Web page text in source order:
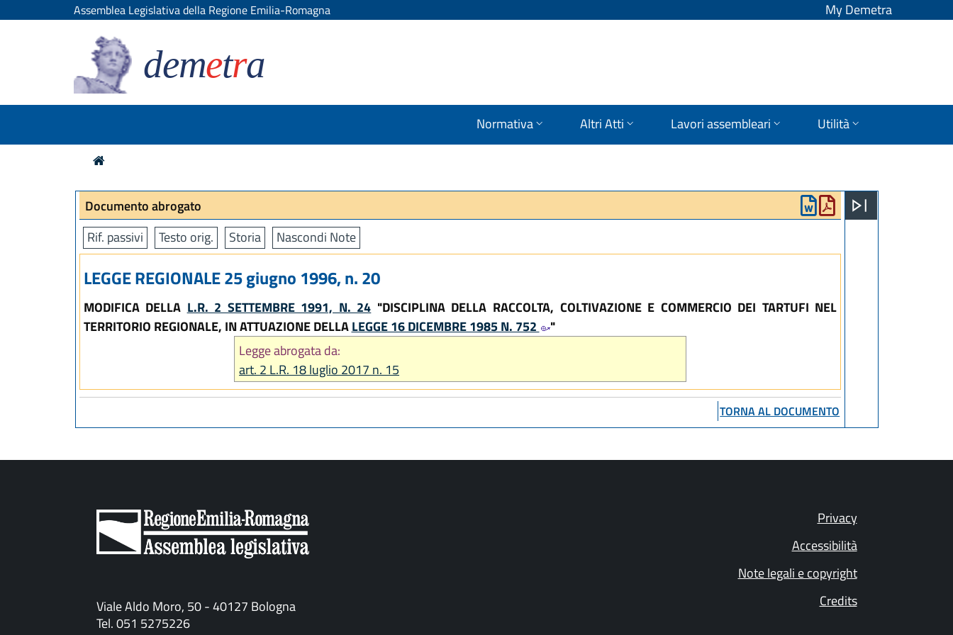
Assemblea Legislativa della Regione Emilia-Romagna My Demetra
demetra
Normativa Altri Atti Lavori assembleari Utilità
Documento abrogato
Rif. passivi
Testo orig. Storia Nascondi Note
LEGGE REGIONALE 25 giugno 1996, n. 20
MODIFICA DELLA L.R. 2 SETTEMBRE 1991, N. 24 "DISCIPLINA DELLA RACCOLTA, COLTIVAZIONE E COMMERCIO DEI TARTUFI NEL
TERRITORIO REGIONALE, IN ATTUAZIONE DELLALEGGE 16 DICEMBRE 1985 N. 752
"
Legge abrogata da:
art. 2 L.R. 18 luglio 2017 n. 15
TORNA AL DOCUMENTO
Viale Aldo Moro, 50 - 40127 Bologna
Tel. 051 5275226
Privacy
Accessibilità
Note legali e copyright
Credits